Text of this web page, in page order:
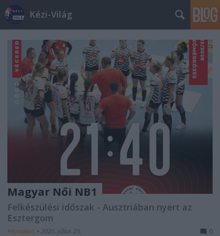
Kézi-Világ
Magyar Női NB1
Felkészülési időszak - Ausztriában nyert az
Esztergom
Hitmakers • 2025. július 25. 0